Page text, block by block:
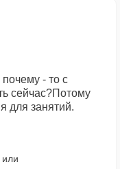
почему - то с
сейчас?Потому
для занятий.